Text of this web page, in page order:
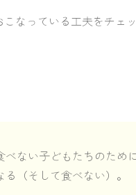
なっている工夫をチェ
ない子どもたちのため
（そして食べない）。